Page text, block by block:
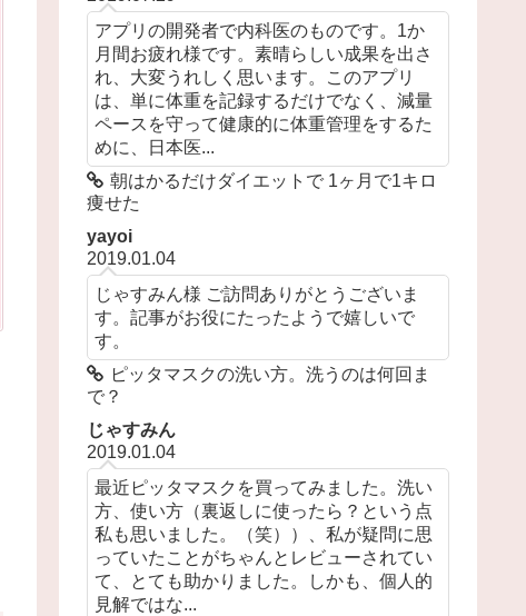
アプリの開発者で内科医のものです。1か
月間お疲れ様です。素晴らしい成果を出さ
れ、大変うれしく思います。このアプリ
は、単に体重を記録するだけでなく、減量
ペースを守って健康的に体重管理をするた
めに、日本医...
朝はかるだけダイエットで 1ヶ月で1キロ
痩せた
yayoi
2019.01.04
じゃすみん様 ご訪問ありがとうございま
す。記事がお役にたったようで嬉しいで
す。
ピッタマスクの洗い方。洗うのは何回ま
で？
じゃすみん
2019.01.04
最近ピッタマスクを買ってみました。洗い
方、使い方（裏返しに使ったら？という点
私も思いました。（笑））、私が疑問に思
っていたことがちゃんとレビューされてい
て、とても助かりました。しかも、個人的
見解ではな...